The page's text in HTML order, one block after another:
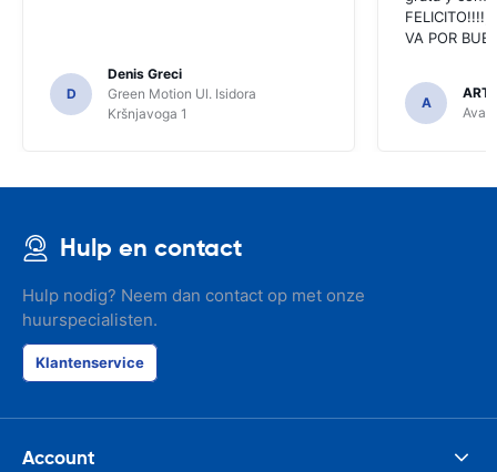
D
Denis Greci
Green Motion Ul. Isidora
Kršnjavoga 1
FELICITO!!!!,
VA POR
A
Hulp en contact
Hulp nodig? Neem dan contact op met onze
huurspecialisten.
Klantenservice
Account